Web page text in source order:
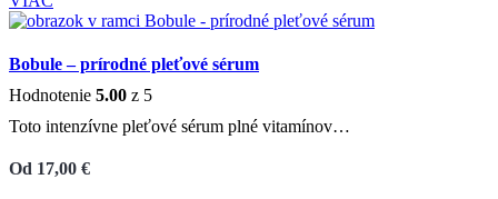
Bobule – prírodné pleťové sérum
Hodnotenie 5.00 z 5
Toto intenzívne pleťové sérum plné vitamínov…
Od 17,00 €